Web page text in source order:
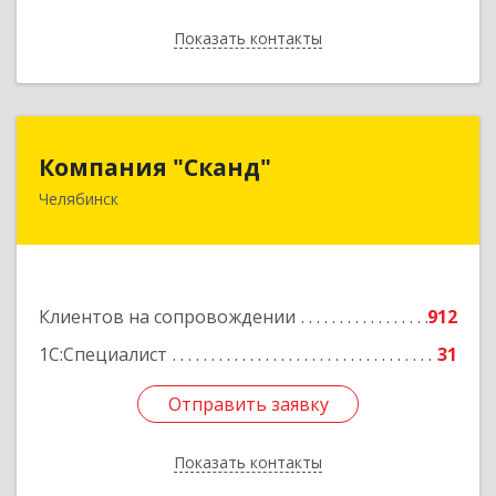
Показать контакты
Назад
Компания "Сканд"
Челябинск
Клиентов на сопровождении
912
1С:Специалист
31
Отправить заявку
Показать контакты
Отправить заявку
Назад